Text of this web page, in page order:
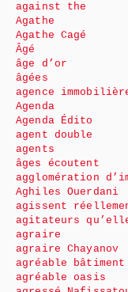
against the
Agathe
Agathe Cagé
Âgé
âge d’or
âgées
agence
Agenda
Agenda Édito
agent double
agents
âges écoutent
agglomération
Aghiles Ouerdani
agissent
agitateurs
agraire
agraire Chayanov
agréable bâtiment
agréable oasis